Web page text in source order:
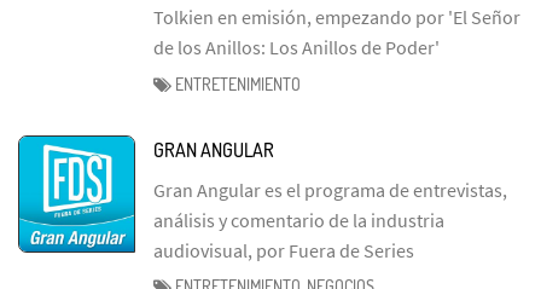
Tolkien en emisión, empezando por 'El Señor
de los Anillos: Los Anillos de Poder'
ENTRETENIMIENTO
GRAN ANGULAR
Gran Angular es el programa de entrevistas,
análisis y comentario de la industria
audiovisual, por Fuera de Series